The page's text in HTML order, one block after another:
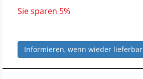
Sie sparen 5%
Informieren, wenn wieder lieferbar